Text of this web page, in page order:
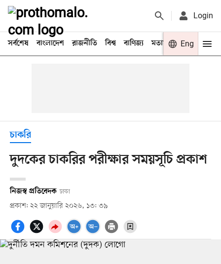
Login
সর্বশেষ বাংলাদেশ রাজনীতি বিশ্ব বাণিজ্য মতামত খেলা
Eng
চাকরি
দুদকের চাকরির পরীক্ষার সময়সূচি প্রকাশ
নিজস্ব প্রতিবেদক ঢাকা
প্রকাশ: ২২ জানুয়ারি ২০২৬, ১৩: ৩৯